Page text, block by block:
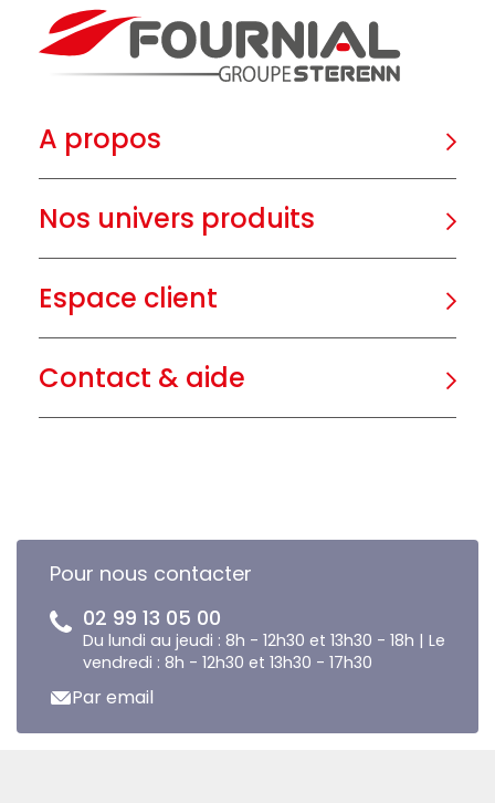
A propos
Nos univers produits
Espace client
Contact & aide
Pour nous contacter
02 99 13 05 00
Du lundi au jeudi : 8h - 12h30 et 13h30 - 18h | Le
vendredi : 8h - 12h30 et 13h30 - 17h30
Par email